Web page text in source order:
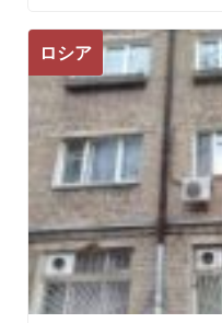
ロシア